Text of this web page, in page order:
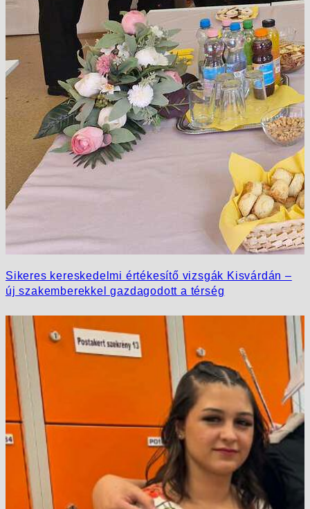
Sikeres kereskedelmi értékesítő vizsgák Kisvárdán –
új szakemberekkel gazdagodott a térség